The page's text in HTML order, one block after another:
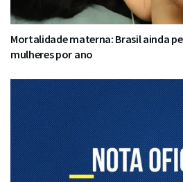
Mortalidade materna: Brasil ainda
mulheres por ano